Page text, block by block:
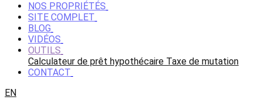
NOS PROPRIÉTÉS
SITE COMPLET
BLOG
VIDÉOS
OUTILS
Calculateur de prêt hypothécaire Taxe de mutation
CONTACT
EN